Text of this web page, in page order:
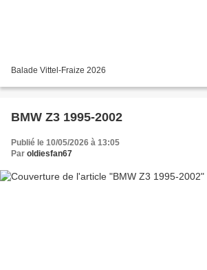
Balade Vittel-Fraize 2026
BMW Z3 1995-2002
Publié le 10/05/2026 à 13:05
Par oldiesfan67